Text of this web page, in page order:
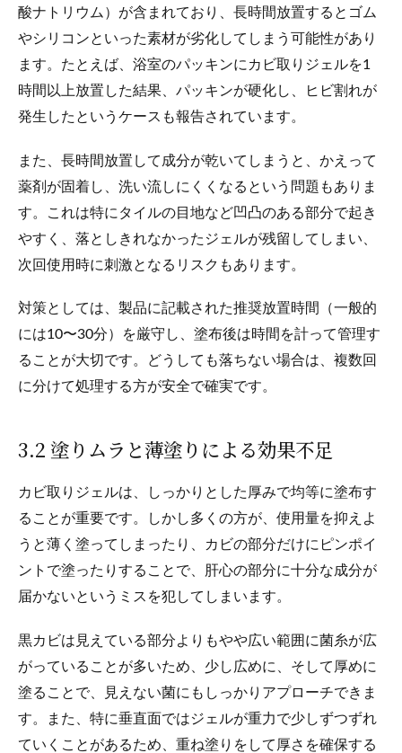
酸ナトリウム）が含まれており、長時間放置するとゴム
やシリコンといった素材が劣化してしまう可能性があり
ます。たとえば、浴室のパッキンにカビ取りジェルを1
時間以上放置した結果、パッキンが硬化し、ヒビ割れが
発生したというケースも報告されています。
また、長時間放置して成分が乾いてしまうと、かえって
薬剤が固着し、洗い流しにくくなるという問題もありま
す。これは特にタイルの目地など凹凸のある部分で起き
やすく、落としきれなかったジェルが残留してしまい、
次回使用時に刺激となるリスクもあります。
対策としては、製品に記載された推奨放置時間（一般的
には10〜30分）を厳守し、塗布後は時間を計って管理す
ることが大切です。どうしても落ちない場合は、複数回
に分けて処理する方が安全で確実です。
3.2 塗りムラと薄塗りによる効果不足
カビ取りジェルは、しっかりとした厚みで均等に塗布す
ることが重要です。しかし多くの方が、使用量を抑えよ
うと薄く塗ってしまったり、カビの部分だけにピンポイ
ントで塗ったりすることで、肝心の部分に十分な成分が
届かないというミスを犯してしまいます。
黒カビは見えている部分よりもやや広い範囲に菌糸が広
がっていることが多いため、少し広めに、そして厚めに
塗ることで、見えない菌にもしっかりアプローチできま
す。また、特に垂直面ではジェルが重力で少しずつずれ
ていくことがあるため、重ね塗りをして厚さを確保する